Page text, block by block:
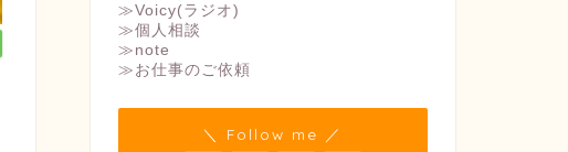
≫Voicy(ラジオ)
≫個人相談
≫note
≫お仕事のご依頼
＼ Follow me ／